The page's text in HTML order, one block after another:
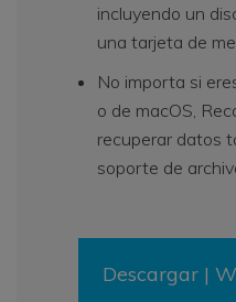
incluyendo un
una tarjeta de
No importa si
o de macOS,
recuperar datos
soporte de
Descargar |